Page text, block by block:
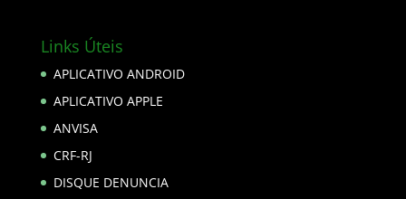
Links Úteis
APLICATIVO ANDROID
APLICATIVO APPLE
ANVISA
CRF-RJ
DISQUE DENUNCIA